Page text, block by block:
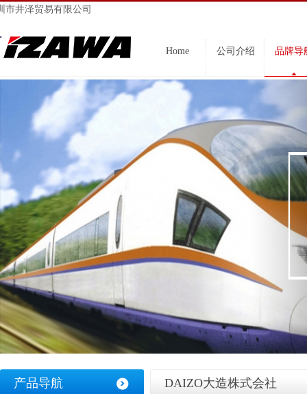
市井泽贸易有限公司
Home 公司介绍 品牌导
产品导航 DAIZO大造株式会社